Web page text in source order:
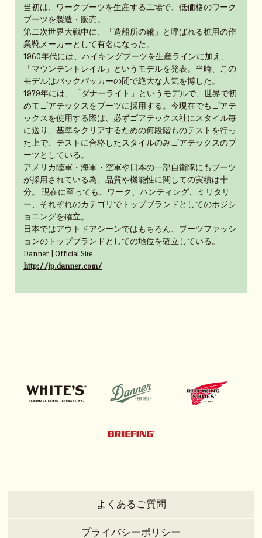
当初は、ワークブーツを生産する工場で、低価格のワーク
ブーツを製造・販売。
第二次世界大戦中に、「造船所の靴」と呼ばれる樵用の作
業靴メーカーとして有名になった。
1960年代には、ハイキングブーツを生産ラインに加え、
「マウンテントレイル」というモデルを発表。当時、この
モデルはバックパッカーの間で絶大な人気を博した。
1979年には、「ダナーライト」というモデルで、世界で初
めてゴアテックスをブーツに採用する。今現在でもゴアテ
ックスを使用する際は、必ずゴアテックス社にスタイル毎
に送り、基準をクリアするための何段階ものテストを行っ
た上で、テストに合格したスタイルのみゴアテックスのブ
ーツとしている。
アメリカ陸軍・海軍・空軍や日本の一部自衛隊にもブーツ
が採用されている為、品質や機能性に関しての実績は十
分。 現在に至っても、ワーク、ハンティング、ミリタリ
ー、それぞれのカテゴリでトップブランドとしてのポジシ
ョニングを確立。
日本ではアウトドアシーンではもちろん、ブーツファッシ
ョンのトップブランドとしての地位を確立している。
Danner | Official Site
http://jp.danner.com/
よくあるご質問
プライバシーポリシー